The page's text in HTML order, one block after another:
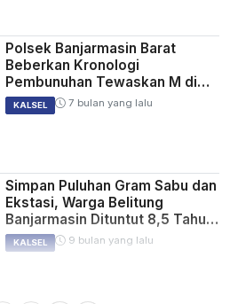
Polsek Banjarmasin Barat
Beberkan Kronologi
Pembunuhan Tewaskan M di
Teluk Tiram
KALSEL 7 bulan yang lalu
Simpan Puluhan Gram Sabu dan
Ekstasi, Warga Belitung
Banjarmasin Dituntut 8,5 Tahun
Penjara!
KALSEL 9 bulan yang lalu